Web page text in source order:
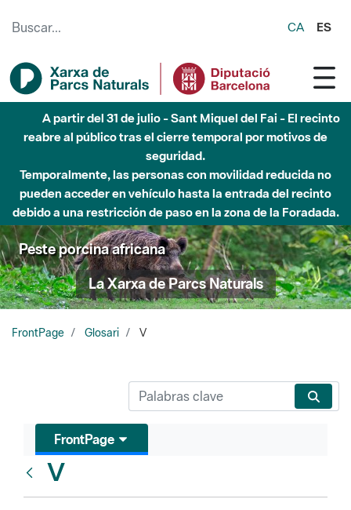
CA ES
A partir del 31 de julio - Sant Miquel del Fai - El recinto
reabre al público tras el cierre temporal por motivos de
seguridad.
Temporalmente, las personas con movilidad reducida no
pueden acceder en vehículo hasta la entrada del recinto
debido a una restricción de paso en la zona de la Foradada.
Peste porcina africana
La Xarxa de Parcs Naturals
FrontPage Glosari V
FrontPage
V